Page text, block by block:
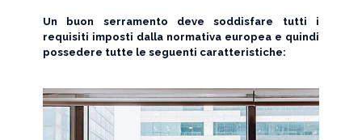
Un buon serramento deve soddisfare tutti i
requisiti imposti dalla normativa europea e quindi
possedere tutte le seguenti caratteristiche: